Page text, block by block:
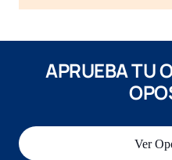
APRUEBA TU
Ver